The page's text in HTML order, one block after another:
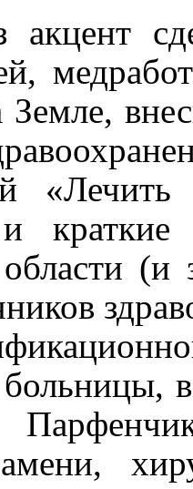
акцент
краткие
(и